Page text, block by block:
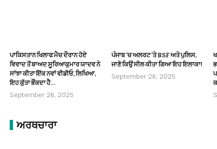
ਪਾਕਿਸਤਾਨ ਖਿਲਾਫ ਮੈਚ ਦੌਰਾਨ ਹੋਏ
ਵਿਵਾਦ ਤੋਂ ਬਾਅਦ ਸੂਰਿਆਕੁਮਾਰ ਯਾਦਵ ਨੇ
ਸਾਂਝਾ ਕੀਤਾ ਇੱਕ ਨਵਾਂ ਵੀਡੀਓ, ਲਿਖਿਆ,
ਇਹ ਕੁੱਤਾ ਭੌਂਕਦਾ ਹੈ…
September 26, 2025
ਪੰਜਾਬ ‘ਚ ਅਲਰਟ ‘ਤੇ BSF ਅਤੇ ਪੁਲਿਸ,
ਜਾਣੋ ਕਿਉਂ ਸੀਲ ਕੀਤਾ ਗਿਆ ਇਹ ਇਲਾਕਾ!
September 26, 2025
ਅਰਥਚਾਰਾ